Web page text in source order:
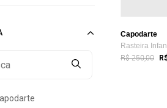
Capodarte
R$ 250,00